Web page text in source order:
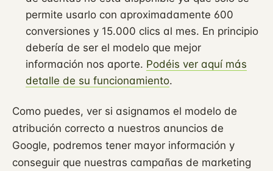
permite usarlo con aproximadamente 600
conversiones y 15.000 clics al mes. En principio
debería de ser el modelo que mejor
información nos aporte. Podéis ver aquí más
detalle de su funcionamiento.
Como puedes, ver si asignamos el modelo de
atribución correcto a nuestros anuncios de
Google, podremos tener mayor información y
conseguir que nuestras campañas de marketing